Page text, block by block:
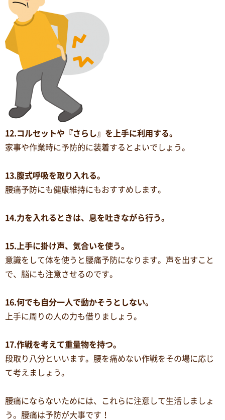
12.コルセットや『さらし』を上手に利用する。
家事や作業時に予防的に装着するとよいでしょう。
13.腹式呼吸を取り入れる。
腰痛予防にも健康維持にもおすすめします。
14.力を入れるときは、息を吐きながら行う。
15.上手に掛け声、気合いを使う。
意識をして体を使うと腰痛予防になります。声を出すこと
で、脳にも注意させるのです。
16.何でも自分一人で動かそうとしない。
上手に周りの人の力も借りましょう。
17.作戦を考えて重量物を持つ。
段取り八分といいます。腰を痛めない作戦をその場に応じ
て考えましょう。
腰痛にならないためには、これらに注意して生活しましょ
う。腰痛は予防が大事です！